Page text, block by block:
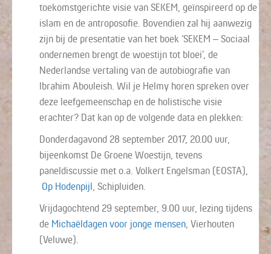
toekomstgerichte visie van SEKEM, geïnspireerd op de
islam en de antroposofie. Bovendien zal hij aanwezig
zijn bij de presentatie van het boek ‘SEKEM – Sociaal
ondernemen brengt de woestijn tot bloei’, de
Nederlandse vertaling van de autobiografie van
Ibrahim Abouleish. Wil je Helmy horen spreken over
deze leefgemeenschap en de holistische visie
erachter? Dat kan op de volgende data en plekken:
Donderdagavond 28 september 2017, 20.00 uur,
bijeenkomst De Groene Woestijn, tevens
paneldiscussie met o.a. Volkert Engelsman (EOSTA),
Op Hodenpijl , Schipluiden.
Vrijdagochtend 29 september, 9.00 uur, lezing tijdens
de Michaëldagen voor jonge mensen , Vierhouten
(Veluwe).